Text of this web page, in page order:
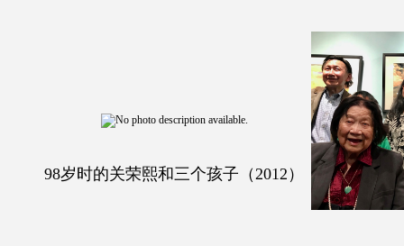
98岁时的关荣熙和三个孩子（2012）